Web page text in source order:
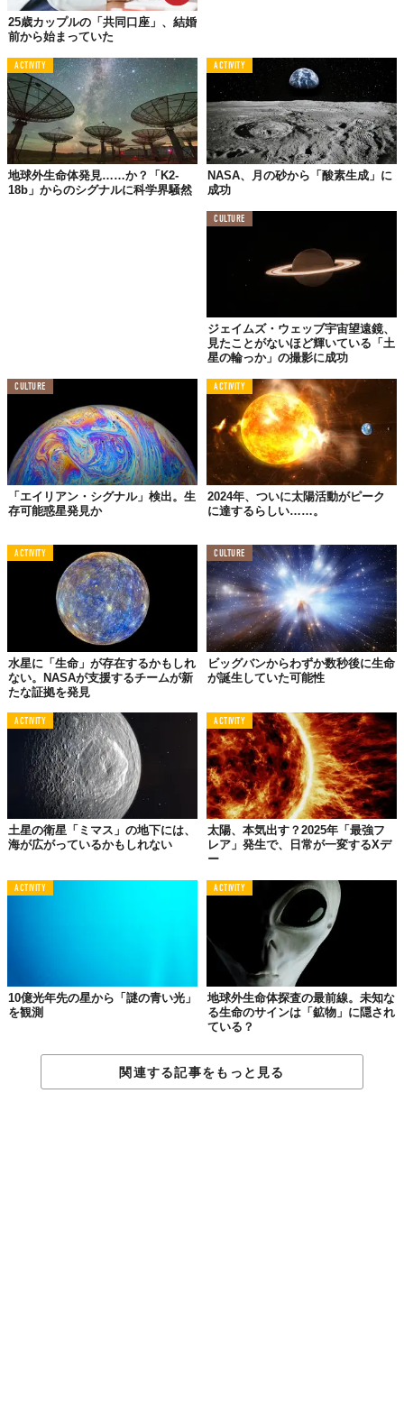
25歳カップルの「共同口座」、結婚
前から始まっていた
ACTIVITY
地球外生命体発見……か？「K2-
18b」からのシグナルに科学界騒然
ACTIVITY
NASA、月の砂から「酸素生成」に
成功
CULTURE
ジェイムズ・ウェッブ宇宙望遠鏡、
見たことがないほど輝いている「土
星の輪っか」の撮影に成功
CULTURE
「エイリアン・シグナル」検出。生
存可能惑星発見か
ACTIVITY
2024年、ついに太陽活動がピーク
に達するらしい……。
ACTIVITY
水星に「生命」が存在するかもしれ
ない。NASAが支援するチームが新
たな証拠を発見
CULTURE
ビッグバンからわずか数秒後に生命
が誕生していた可能性
ACTIVITY
土星の衛星「ミマス」の地下には、
海が広がっているかもしれない
ACTIVITY
太陽、本気出す？2025年「最強フ
レア」発生で、日常が一変するXデ
ー
ACTIVITY
10億光年先の星から「謎の青い光」
を観測
ACTIVITY
地球外生命体探査の最前線。未知な
る生命のサインは「鉱物」に隠され
ている？
関連する記事をもっと見る